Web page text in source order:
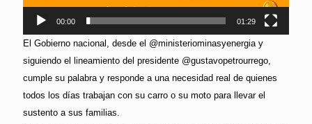
00:00 01:29
El Gobierno nacional, desde el @ministeriominasyenergia y
siguiendo el lineamiento del presidente @gustavopetrourrego,
cumple su palabra y responde a una necesidad real de quienes
todos los días trabajan con su carro o su moto para llevar el
sustento a sus familias.